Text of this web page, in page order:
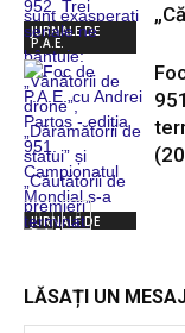
JURNALE DE
P.A.E.
JURNALE DE
P.A.E.
JURNALE DE
P.A.E.
LĂSAȚI UN